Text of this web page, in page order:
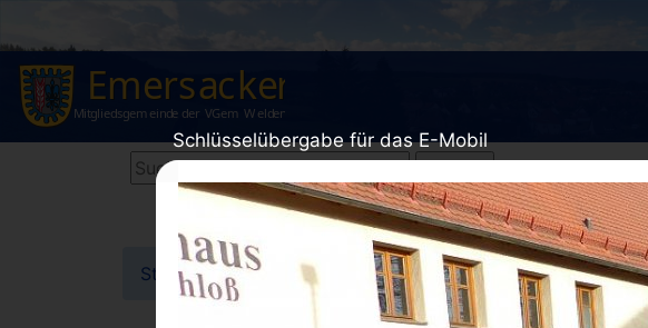
Startseite Gemeinde Bilder Menschen in Emersacker
Schlüsselübergabe für das E-Mobil